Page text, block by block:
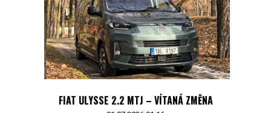
FIAT ULYSSE 2.2 MTJ – VÍTANÁ ZMĚNA